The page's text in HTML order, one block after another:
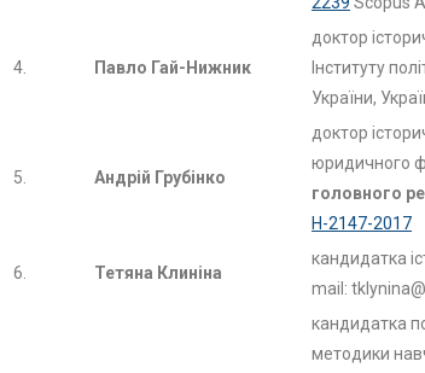
4. Павло Гай-Нижник
доктор
Інституту
України,
5. Андрій Грубінко
доктор
юридичного
головного
H-2147-2017
6. Тетяна Клиніна
кандидатка
mail:
кандидатка
методики